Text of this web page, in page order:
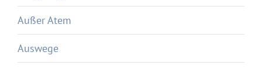
Außer Atem
Auswege